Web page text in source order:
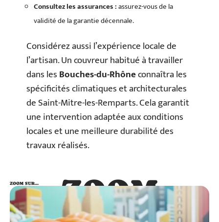
Consultez les assurances :assurez-vous de la
validité de la garantie décennale.
Considérez aussi l’expérience locale de
l’artisan. Un couvreur habitué à travailler
dans lesBouches-du-Rhôneconnaîtra les
spécificités climatiques et architecturales
de Saint-Mitre-les-Remparts. Cela garantit
une intervention adaptée aux conditions
locales et une meilleure durabilité des
travaux réalisés.
ZOOM
SUR…
ZOOM SUR…